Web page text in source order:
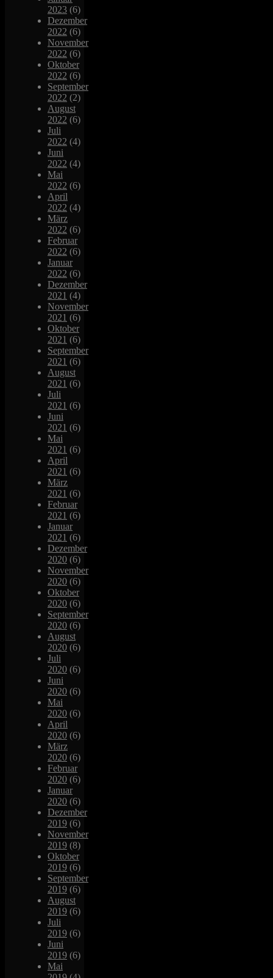
2023 (6)
Dezember
2022 (6)
November
2022 (6)
Oktober
2022 (6)
September
2022 (2)
August
2022 (6)
Juli
2022 (4)
Juni
2022 (4)
Mai
2022 (6)
April
2022 (4)
März
2022 (6)
Februar
2022 (6)
Januar
2022 (6)
Dezember
2021 (4)
November
2021 (6)
Oktober
2021 (6)
September
2021 (6)
August
2021 (6)
Juli
2021 (6)
Juni
2021 (6)
Mai
2021 (6)
April
2021 (6)
März
2021 (6)
Februar
2021 (6)
Januar
2021 (6)
Dezember
2020 (6)
November
2020 (6)
Oktober
2020 (6)
September
2020 (6)
August
2020 (6)
Juli
2020 (6)
Juni
2020 (6)
Mai
2020 (6)
April
2020 (6)
März
2020 (6)
Februar
2020 (6)
Januar
2020 (6)
Dezember
2019 (6)
November
2019 (8)
Oktober
2019 (6)
September
2019 (6)
August
2019 (6)
Juli
2019 (6)
Juni
2019 (6)
Mai